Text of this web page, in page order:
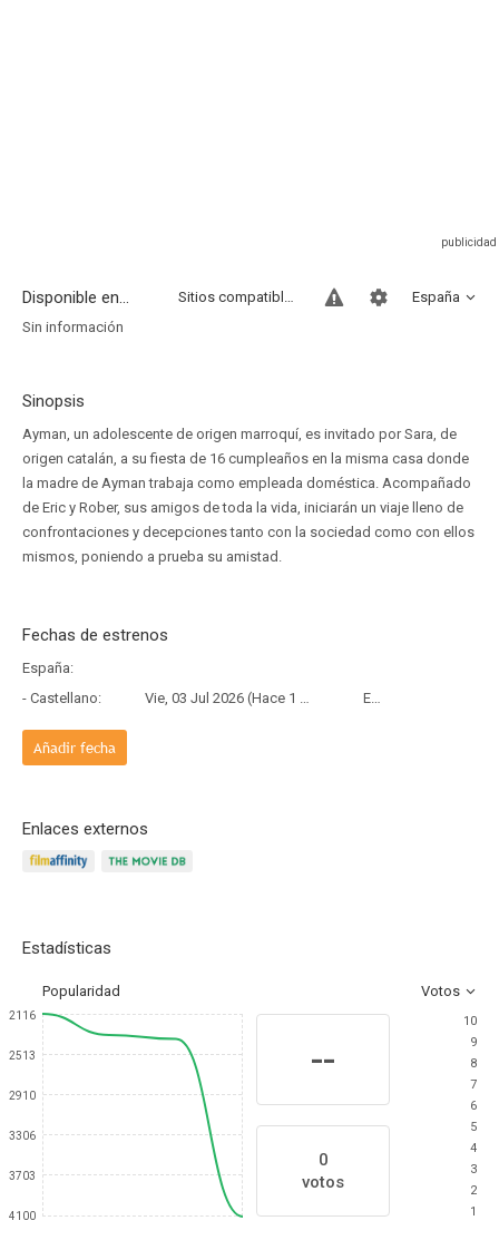
Disponible en... España
Sitios compatibles
Sin información
Sinopsis
Ayman, un adolescente de origen marroquí, es invitado por Sara, de
origen catalán, a su fiesta de 16 cumpleaños en la misma casa donde
la madre de Ayman trabaja como empleada doméstica. Acompañado
de Eric y Rober, sus amigos de toda la vida, iniciarán un viaje lleno de
confrontaciones y decepciones tanto con la sociedad como con ellos
mismos, poniendo a prueba su amistad.
Fechas de estrenos
España:
- Castellano:
Vie, 03 Jul 2026 (Hace 1 mes y 5 días) Estreno
Añadir fecha
Enlaces externos
Estadísticas
Popularidad Votos
2116
2513
2910
3306
3703
4100
--
0
votos
10
9
8
7
6
5
4
3
2
1